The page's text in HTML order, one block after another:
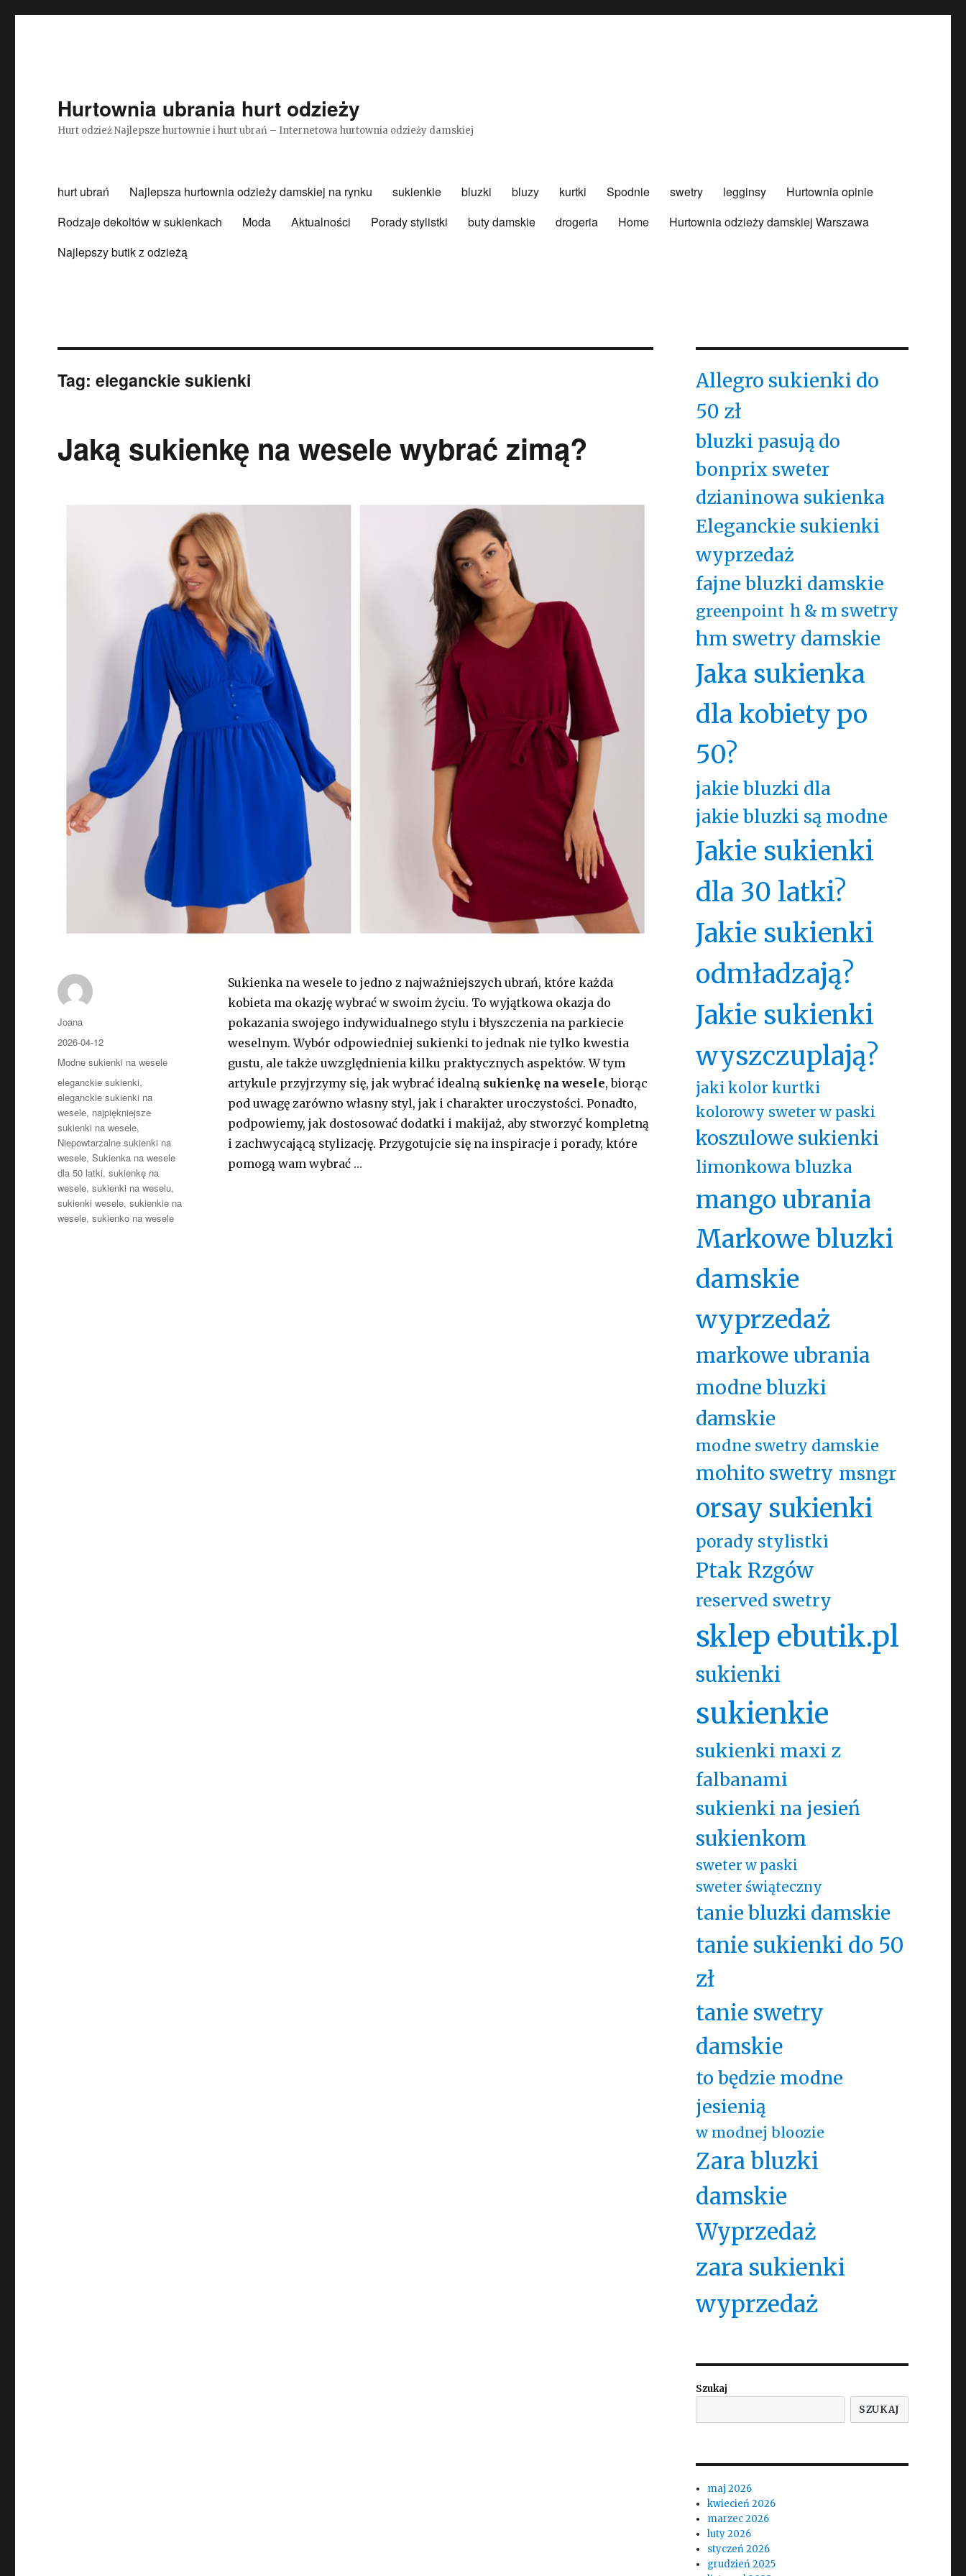
Hurtownia ubrania hurt odzieży
Hurt odzież Najlepsze hurtownie i hurt ubrań – Internetowa hurtownia odzieży damskiej
hurt ubrań Najlepsza hurtownia odzieży damskiej na rynku sukienkie bluzki bluzy kurtki Spodnie swetry legginsy
Hurtownia opinie
Rodzaje dekoltów w sukienkach
Moda Aktualności Porady stylistki buty damskie drogeria Home
Hurtownia odzieży damskiej Warszawa
Najlepszy butik z odzieżą
Tag:eleganckie sukienki
Jaką sukienkę na wesele wybrać zimą?
Sukienka na wesele to jedno z najważniejszych ubrań, które każda
kobieta ma okazję wybrać w swoim życiu. To wyjątkowa okazja do
pokazania swojego indywidualnego stylu i błyszczenia na parkiecie
weselnym. Wybór odpowiedniej sukienki to jednak nie tylko kwestia
gustu, ale także uwzględnienia kilku praktycznych aspektów. W tym
artykule przyjrzymy się, jak wybrać idealną sukienkę na wesele, biorąc
pod uwagę zarówno własny styl, jak i charakter uroczystości. Ponadto,
podpowiemy, jak dostosować dodatki i makijaż, aby stworzyć kompletną
i zachwycającą stylizację. Przygotujcie się na inspiracje i porady, które
pomogą wam wybrać …
Autor
Joana
Opublikowano
2026-04-12
Kategorie
Modne sukienki na wesele
Tagi
eleganckie sukienki,
eleganckie sukienki na
wesele, najpiękniejsze
sukienki na wesele,
Niepowtarzalne sukienki na
wesele,Sukienka na wesele
dla 50 latki,sukienkę na
wesele,sukienki na weselu,
sukienki wesele,sukienkie na
wesele,sukienko na wesele
Allegro sukienki do
50 zł
bluzki pasują do
bonprix sweter
dzianinowa sukienka
Eleganckie sukienki
wyprzedaż
fajne bluzki damskie
greenpoint h & m swetry
hm swetry damskie
Jaka sukienka
dla kobiety po
50?
jakie bluzki dla
jakie bluzki są modne
Jakie sukienki
dla 30 latki?
Jakie sukienki
odmładzają?
Jakie sukienki
wyszczuplają?
jaki kolor kurtki
kolorowy sweter w paski
koszulowe sukienki
limonkowa bluzka
mango ubrania
Markowe bluzki
damskie
wyprzedaż
markowe ubrania
modne bluzki
damskie
modne swetry damskie
mohito swetry msngr
orsay sukienki
porady stylistki
Ptak Rzgów
reserved swetry
sklep ebutik.pl
sukienki
sukienkie
sukienki maxi z
falbanami
sukienki na jesień
sukienkom
sweter w paski
sweter świąteczny
tanie bluzki damskie
tanie sukienki do 50
zł
tanie swetry
damskie
to będzie modne
jesienią
w modnej bloozie
Zara bluzki
damskie
Wyprzedaż
zara sukienki
wyprzedaż
Szukaj
SZUKAJ
maj 2026
kwiecień 2026
marzec 2026
luty 2026
styczeń 2026
grudzień 2025